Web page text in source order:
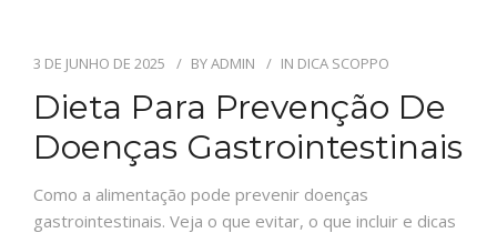
3 DE JUNHO DE 2025 BYADMIN IN DICA SCOPPO
Dieta Para Prevenção De
Doenças Gastrointestinais
Como a alimentação pode prevenir doenças
gastrointestinais. Veja o que evitar, o que incluir e dicas